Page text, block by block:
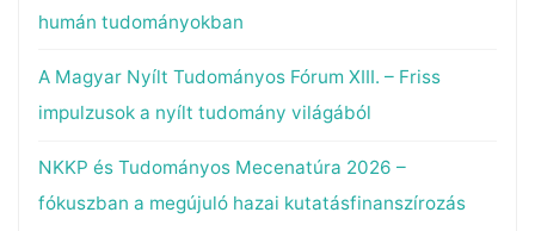
humán tudományokban
A Magyar Nyílt Tudományos Fórum XIII. – Friss
impulzusok a nyílt tudomány világából
NKKP és Tudományos Mecenatúra 2026 –
fókuszban a megújuló hazai kutatásfinanszírozás